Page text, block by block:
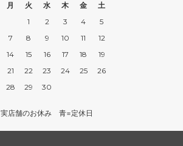
月 火 水 木 金
土
1
2 3 4
5
7 8 9 10 11
12
14 15 16 17 18
19
21 22 23 24 25
26
28 29 30
実店舗のお休み 青=定休日